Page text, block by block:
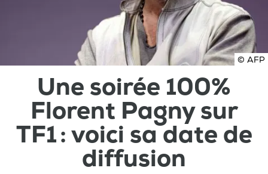
© AFP
Une soirée 100%
Florent Pagny sur
TF1 : voici sa date de
diffusion